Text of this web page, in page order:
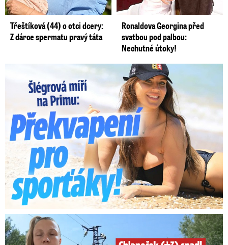
Třeštíková (44) o otci dcery:
Z dárce spermatu pravý táta
Ronaldova Georgina před
svatbou pod palbou:
Nechutné útoky!
Lucie Šlégrová míří na Primu. Překvapení pro sporťáky!
Smrtelný pád chlapce: Matka vydala vyjádření na 16 stran